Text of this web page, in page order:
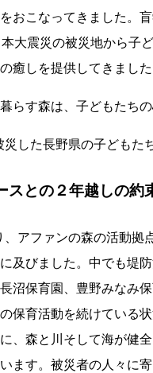
おこなってきました。
大震災の被災地から子
癒しを提供してきました
らす森は、子どもたち
した長野県の子どもた
スとの２年越しの約
アファンの森の活動拠
及びました。中でも堤
沼保育園、豊野みなみ
保育活動を続けている状
、森と川そして海が健
ます。被災者の人々に